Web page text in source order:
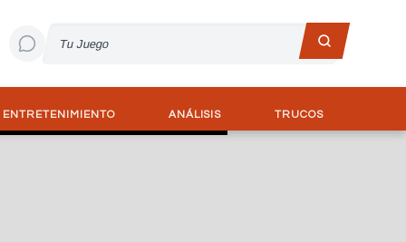
ENTRETENIMIENTO ANÁLISIS TRUCOS